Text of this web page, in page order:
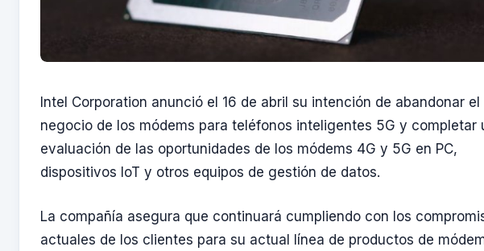
Intel Corporation anunció el 16 de abril su intención de abandonar el
negocio de los módems para teléfonos inteligentes 5G y completar
evaluación de las oportunidades de los módems 4G y 5G en PC,
dispositivos IoT y otros equipos de gestión de datos.
La compañía asegura que continuará cumpliendo con los
actuales de los clientes para su actual línea de productos de